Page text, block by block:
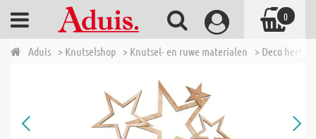
Aduis > Knutselshop > Knutsel- en ruwe materialen > Deco
0